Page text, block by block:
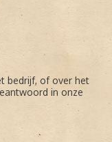
bedrijf, of over het
in onze